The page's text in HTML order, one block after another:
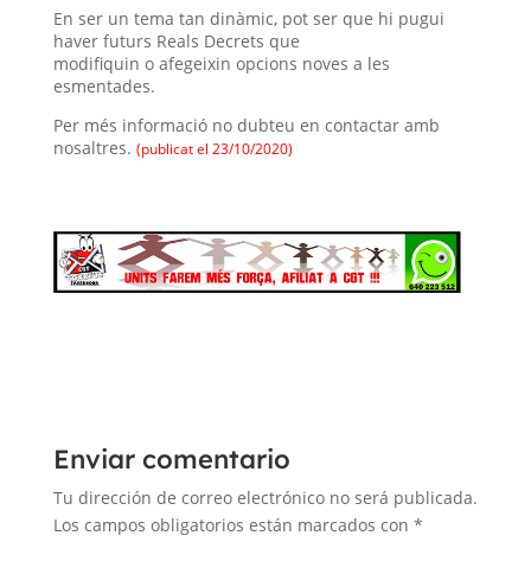
En ser un tema tan dinàmic, pot ser que hi pugui
haver futurs Reals Decrets que
modifiquin o afegeixin opcions noves a les
esmentades.
Per més informació no dubteu en contactar amb
nosaltres. (publicat el 23/10/2020)
Enviar comentario
Tu dirección de correo electrónico no será publicada.
Los campos obligatorios están marcados con *